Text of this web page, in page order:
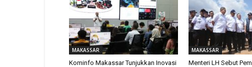
MAKASSAR
Kominfo Makassar Tunjukkan Inovasi
MAKASSAR
Menteri LH Sebut